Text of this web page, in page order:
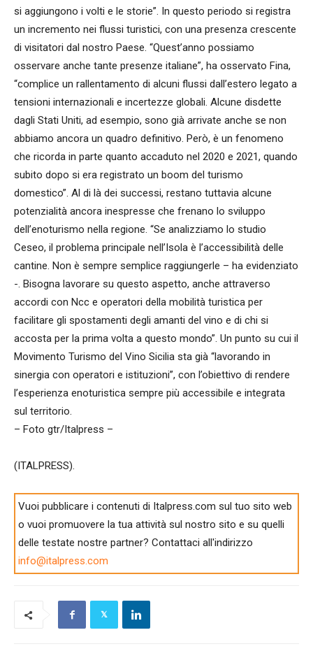
si aggiungono i volti e le storie”. In questo periodo si registra
un incremento nei flussi turistici, con una presenza crescente
di visitatori dal nostro Paese. “Quest’anno possiamo
osservare anche tante presenze italiane”, ha osservato Fina,
“complice un rallentamento di alcuni flussi dall’estero legato a
tensioni internazionali e incertezze globali. Alcune disdette
dagli Stati Uniti, ad esempio, sono già arrivate anche se non
abbiamo ancora un quadro definitivo. Però, è un fenomeno
che ricorda in parte quanto accaduto nel 2020 e 2021, quando
subito dopo si era registrato un boom del turismo
domestico”. Al di là dei successi, restano tuttavia alcune
potenzialità ancora inespresse che frenano lo sviluppo
dell’enoturismo nella regione. “Se analizziamo lo studio
Ceseo, il problema principale nell’Isola è l’accessibilità delle
cantine. Non è sempre semplice raggiungerle – ha evidenziato
-. Bisogna lavorare su questo aspetto, anche attraverso
accordi con Ncc e operatori della mobilità turistica per
facilitare gli spostamenti degli amanti del vino e di chi si
accosta per la prima volta a questo mondo”. Un punto su cui il
Movimento Turismo del Vino Sicilia sta già “lavorando in
sinergia con operatori e istituzioni”, con l’obiettivo di rendere
l’esperienza enoturistica sempre più accessibile e integrata
sul territorio.
– Foto gtr/Italpress –
(ITALPRESS).
Vuoi pubblicare i contenuti di Italpress.com sul tuo sito web
o vuoi promuovere la tua attività sul nostro sito e su quelli
delle testate nostre partner? Contattaci all'indirizzo
info@italpress.com